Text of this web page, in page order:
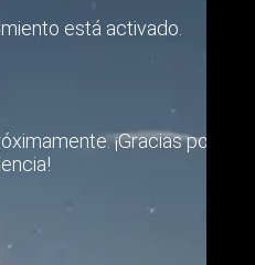
está activado.
¡Gracias por su